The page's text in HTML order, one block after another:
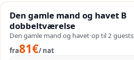
SALES
OP TIL −29%
Den gamle mand og havet B
dobbeltværelse
Den gamle mand og havet·op til2 guests
fra81€/nat